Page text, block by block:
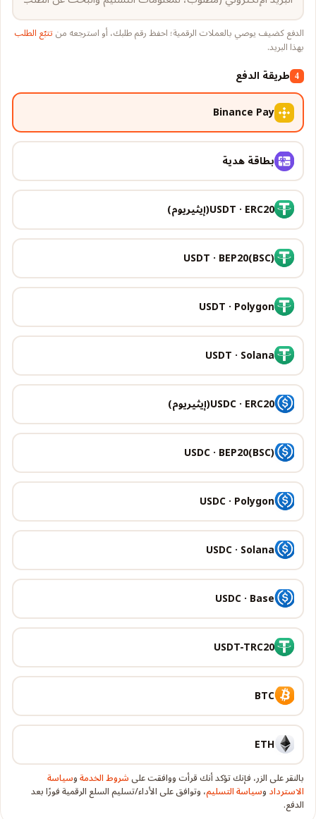
الدفع كضيف يوصي بالعملات الرقمية؛ احفظ رقم طلبك، أو استرجعه منتتبّع الطلب
بهذا البريد.
4 طريقة الدفع
Binance Pay
بطاقة هدية
USDT · ERC20(إيثيريوم)
USDT · BEP20(BSC)
USDT · Polygon
USDT · Solana
USDC · ERC20(إيثيريوم)
USDC · BEP20(BSC)
USDC · Polygon
USDC · Solana
USDC · Base
USDT-TRC20
BTC
ETH
بالنقر على الزر، فإنك تؤكد أنك قرأت ووافقت علىشروط الخدمةوسياسة
الاستردادوسياسة التسليم، وتوافق على الأداء/تسليم السلع الرقمية فورًا بعد
الدفع.